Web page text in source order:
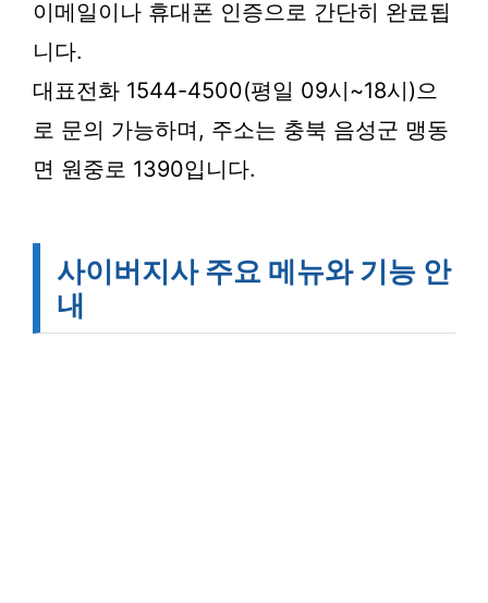
이메일이나 휴대폰 인증으로 간단히 완료됩
니다.
대표전화 1544-4500(평일 09시~18시)으
로 문의 가능하며, 주소는 충북 음성군 맹동
면 원중로 1390입니다.
사이버지사 주요 메뉴와 기능 안
내